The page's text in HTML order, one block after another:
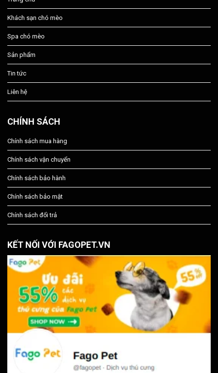
Khách sạn chó mèo
Spa chó mèo
Sản phẩm
Tin tức
Liên hệ
CHÍNH SÁCH
Chính sách mua hàng
Chính sách vận chuyển
Chính sách bảo hành
Chính sách bảo mật
Chính sách đổi trả
KẾT NỐI VỚI FAGOPET.VN